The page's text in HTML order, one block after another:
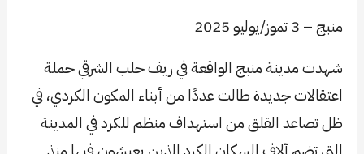
منبج – 3 تموز/يوليو 2025
شهدت مدينة منبج الواقعة في ريف حلب الشرقي حملة
اعتقالات جديدة طالت عددًا من أبناء المكون الكردي، في
ظل تصاعد القلق من استهداف منظم للكرد في المدينة